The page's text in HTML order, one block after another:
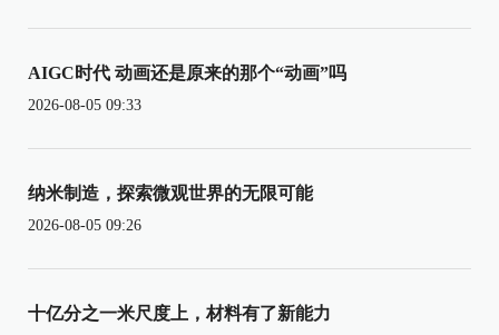
AIGC时代 动画还是原来的那个“动画”吗
2026-08-05 09:33
纳米制造，探索微观世界的无限可能
2026-08-05 09:26
十亿分之一米尺度上，材料有了新能力